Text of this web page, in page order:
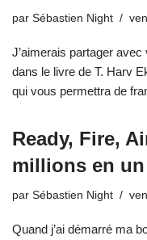
par Sébastien Night ven
J’aimerais partager
dans le livre de T. Harv
qui vous permettra de
Ready, Fire,
millions en
par Sébastien Night ven
Quand j’ai démarré ma